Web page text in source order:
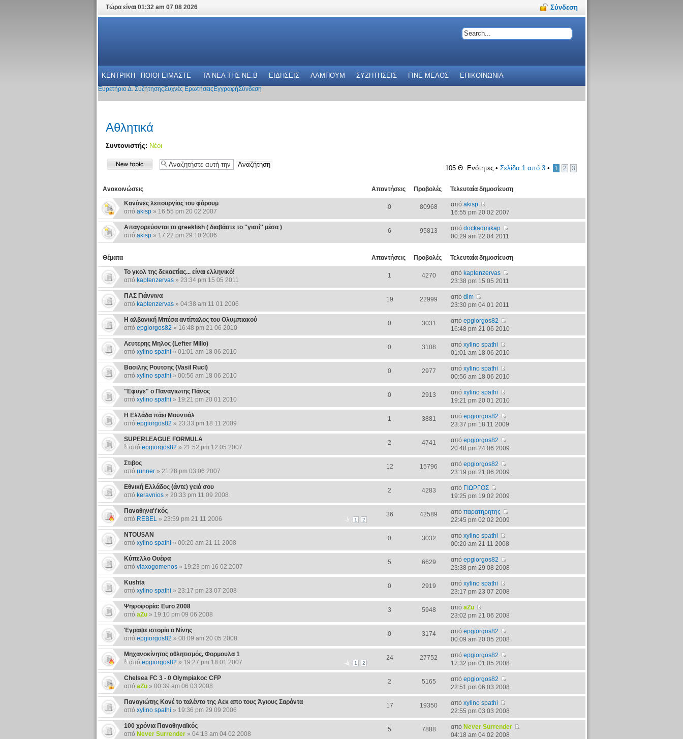
Τώρα είναι 01:32 am 07 08 2026 Σύνδεση
ΚΕΝΤΡΙΚΗ ΠΟΙΟΙ ΕΙΜΑΣΤΕ ΤΑ ΝΕΑ THΣ NE.B ΕΙΔΗΣΕΙΣ ΑΛΜΠΟΥΜ ΣΥΖΗΤΗΣΕΙΣ ΓΙΝΕ ΜΕΛΟΣ ΕΠΙΚΟΙΝΩΝΙΑ
Ευρετήριο Δ. ΣυζήτησηςΣυχνές Ερωτήσεις ΕγγραφήΣύνδεση
Αθλητικά
Συντονιστής: Νέοι
105 Θ. Ενότητες • Σελίδα 1από 3• 1 2 3
Ανακοινώσεις Απαντήσεις Προβολές
Τελευταία δημοσίευση
Κανόνες λειτουργίας του φόρουμ
από akisp» 16:55 pm 20 02 2007
0 80968 απόakisp
16:55 pm 20 02 2007
Απαγορεύονται τα greeklish ( διαβάστε το ''γιατί'' μέσα )
από akisp» 17:22 pm 29 10 2006
6 95813 απόdockadmikap
00:29 am 22 04 2011
Θέματα Απαντήσεις Προβολές
Τελευταία δημοσίευση
Το γκολ της δεκαετίας... είναι ελληνικό!
από kaptenzervas» 23:34 pm 15 05 2011
1 4270 από kaptenzervas
23:38 pm 15 05 2011
ΠΑΣ Γιάννινα
από kaptenzervas» 04:38 am 11 01 2006
19 22999 απόdim
23:30 pm 04 01 2011
Η αλβανική Μπέσα αντίπαλος του Ολυμπιακού
από epgiorgos82 » 16:48 pm 21 06 2010
0 3031 απόepgiorgos82
16:48 pm 21 06 2010
Λευτερης Μηλος (Lefter Millo)
από xylino spathi » 01:01 am 18 06 2010
0 3108 απόxylino spathi
01:01 am 18 06 2010
Βασιλης Ρουτσης (Vasil Ruci)
από xylino spathi » 00:56 am 18 06 2010
0 2977 απόxylino spathi
00:56 am 18 06 2010
"Εφυγε" ο Παναγιωτης Πάνος
από xylino spathi » 19:21 pm 20 01 2010
0 2913 απόxylino spathi
19:21 pm 20 01 2010
Η Ελλάδα πάει Μουντιάλ
από epgiorgos82 » 23:33 pm 18 11 2009
1 3881 απόepgiorgos82
23:37 pm 18 11 2009
SUPERLEAGUE FORMULA
από epgiorgos82 » 21:52 pm 12 05 2007
2 4741 απόepgiorgos82
20:48 pm 24 06 2009
Στιβος
από runner» 21:28 pm 03 06 2007
12 15796 απόepgiorgos82
23:19 pm 21 06 2009
Εθνική Ελλάδος (άντε) γειά σου
από keravnios» 20:33 pm 11 09 2008
2 4283 από ΓΙΩΡΓΟΣ
19:25 pm 19 02 2009
Παναθηνα'ι'κός
1 2
από REBEL» 23:59 pm 21 11 2006
36 42589 απόπαρατηρητης
22:45 pm 02 02 2009
NTOU$AN
από xylino spathi » 00:20 am 21 11 2008
0 3032 απόxylino spathi
00:20 am 21 11 2008
Κύπελλο Ουέφα
από vlaxogomenos» 19:23 pm 16 02 2007
5 6629 απόepgiorgos82
23:38 pm 29 08 2008
Kushta
από xylino spathi » 23:17 pm 23 07 2008
0 2919 απόxylino spathi
23:17 pm 23 07 2008
Ψηφοφορία: Euro 2008
από aZu» 19:10 pm 09 06 2008
3 5948 απόaZu
23:02 pm 21 06 2008
Έγραψε ιστορία ο Νίνης
από epgiorgos82 » 00:09 am 20 05 2008
0 3174 απόepgiorgos82
00:09 am 20 05 2008
Μηχανοκίνητος αθλητισμός, Φορμουλα 1
1 2
από epgiorgos82 » 19:27 pm 18 01 2007
24 27752 απόepgiorgos82
17:32 pm 01 05 2008
Chelsea FC 3 - 0 Olympiakoc CFP
από aZu» 00:39 am 06 03 2008
2 5165 απόepgiorgos82
22:51 pm 06 03 2008
Παναγιώτης Κονέ το ταλέντο της Αεκ απο τους Άγιους Σαράντα
από xylino spathi » 19:36 pm 29 09 2006
17 19350 απόxylino spathi
22:55 pm 03 03 2008
100 χρόνια Παναθηναϊκός
από Never Surrender» 04:13 am 04 02 2008
5 7888 από Never Surrender
04:18 am 04 02 2008